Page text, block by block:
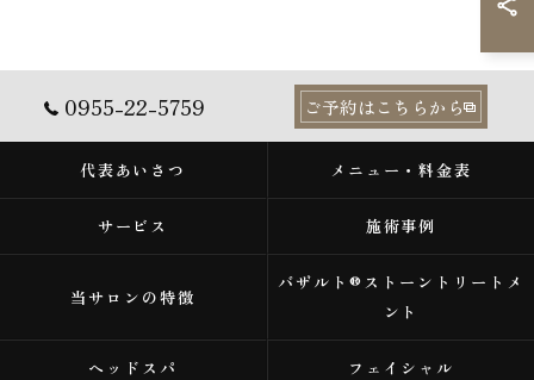
0955-22-5759 ご予約はこちらから
代表あいさつ メニュー・料金表
サービス 施術事例
当サロンの特徴
バザルト®ストーントリートメ
ント
ヘッドスパ フェイシャル